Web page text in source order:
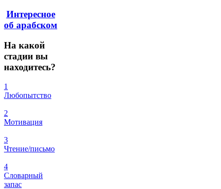
Интересное
об арабском
На какой
стадии вы
находитесь?
1
Любопытство
2
Мотивация
3
Чтение/письмо
4
Словарный
запас